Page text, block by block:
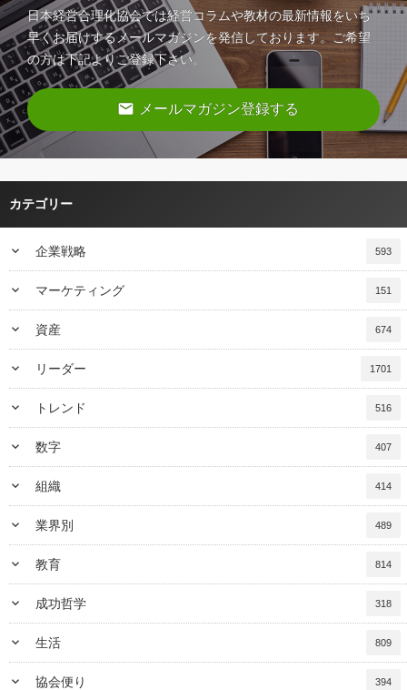
日本経営合理化協会では経営コラムや教材の最新情報をいち
早くお届けするメールマガジンを発信しております。ご希望
の方は下記よりご登録下さい。
email メールマガジン登録する
カテゴリー
keyboard_arrow_down 企業戦略 593
keyboard_arrow_down マーケティング 151
keyboard_arrow_down 資産 674
keyboard_arrow_down リーダー 1701
keyboard_arrow_down トレンド 516
keyboard_arrow_down 数字 407
keyboard_arrow_down 組織 414
keyboard_arrow_down 業界別 489
keyboard_arrow_down 教育 814
keyboard_arrow_down 成功哲学 318
keyboard_arrow_down 生活 809
keyboard_arrow_down 協会便り 394